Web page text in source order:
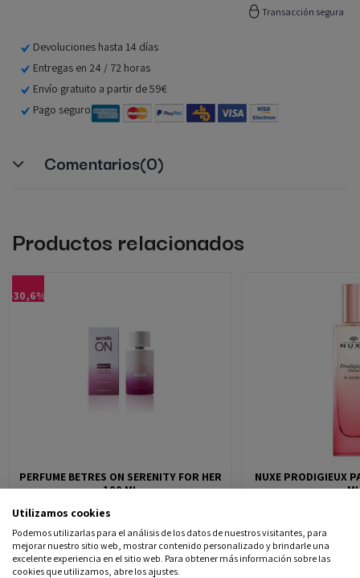
Transacción segura
Devoluciones hasta 14 días
Entregas en 24 / 72 horas
Envío gratuito a partir de 59€
Pago seguro
Comentarios(0)
Productos relacionados
-30,6%
PERFUME BETRES ON SERENITY FOR HER
100 ML
NUXE PRODIGIEUX
ML
Utilizamos cookies
Podemos utilizarlas para el análisis de los datos de nuestros visitantes, para
mejorar nuestro sitio web, mostrar contenido personalizado y brindarle una
excelente experiencia en el sitio web. Para obtener más información sobre las
cookies que utilizamos, abre los ajustes.